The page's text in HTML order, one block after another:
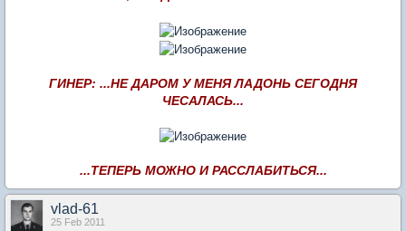
ГИНЕР: ...НЕ ДАРОМ У МЕНЯ ЛАДОНЬ СЕГОДНЯ
ЧЕСАЛАСЬ...
...ТЕПЕРЬ МОЖНО И РАССЛАБИТЬСЯ...
vlad-61
25 Feb 2011